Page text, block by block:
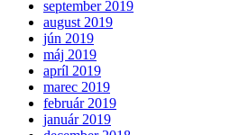
september 2019
august 2019
jún 2019
máj 2019
apríl 2019
marec 2019
február 2019
január 2019